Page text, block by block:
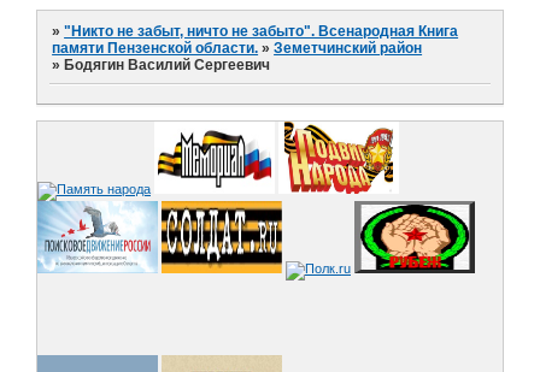
»"Никто не забыт, ничто не забыто". Всенародная Книга
памяти Пензенской области. »Земетчинский район
» Бодягин Василий Сергеевич